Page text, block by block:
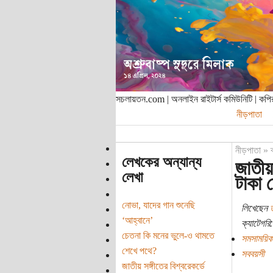
সচলায়তন.com | অনলাইন রাইটার্স কমিউনিটি |
নীড়পাতা
লেখকের অন্যান্য
লেখা
নোভা, যাদের গান শুনেছি
‘আহ্বানে’
চেতনা কি মনের ভুলে-ও থামতে
শেখে পথে?
জাতীয় সঙ্গীতের বিশ্বরেকর্ডে
নীড়পাতা»
লিখেছেন
ক্যাটেগরি:
সমসাময়িক
সববয়সী